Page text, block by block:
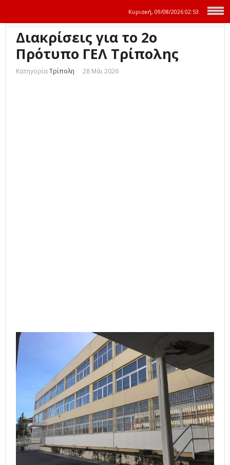
Κυριακή, 09/08/2026 02:53
Διακρίσεις για το 2ο
Πρότυπο ΓΕΛ Τρίπολης
ΚατηγορίαΤρίπολη 28 Μάι 2026